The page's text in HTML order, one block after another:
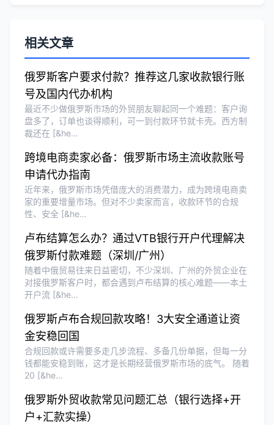
刘总
泰国BOI申请+建厂规划一站式服务，完
美！
Olivia Wang ★★★★★
香港公司注册和审计服务专业高效，非常
相关文章
俄罗斯客户要求付款？推荐这几家收款银行账
号及国内代办机构
最近不少做俄罗斯市场的外贸朋友聊起同一个难题：客户询
盘多了，订单也谈得顺利，可一到付款环节就卡壳。西方制
裁还在 [&he…
跨境电商卖家必备：俄罗斯市场主流收款账号
申请代办指南
近年来，俄罗斯市场凭借庞大的消费潜力，成为跨境电商卖
家的重要增量市场。但对不少卖家而言，收款环节的合规
性、安全 [&he…
卢布结算怎么办？通过VTB银行开户代理解决
俄罗斯付款难题（深圳/广州）
随着中俄贸易往来日益密切，不少深圳、广州的外贸企业在
对接俄罗斯客户时，都会遇到卢布结算的核心难题——本土
开户流 [&he…
俄罗斯卢布合规回款攻略！3大安全通道让资
金安稳回国
合规回款或许需要多走几步流程、多备几份单据，但每一分
钱都能安稳到账，这才是长期经营俄罗斯市场的底气。 随着
20 [&he…
俄罗斯外贸收款常见问题汇总（银行选择+开
户+汇款实操）